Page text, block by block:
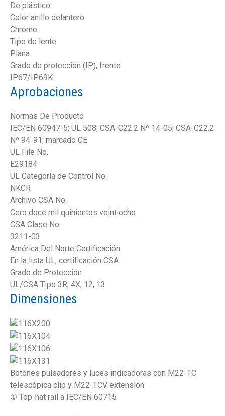
De plástico
Color anillo delantero
Chrome
Tipo de lente
Plana
Grado de protección (IP), frente
IP67/IP69K
Aprobaciones
Normas De Producto
IEC/EN 60947-5; UL 508; CSA-C22.2 Nº 14-05; CSA-C22.2
Nº 94-91; marcado CE
UL File No.
E29184
UL Categoría de Control No.
NKCR
Archivo CSA No.
Cero doce mil quinientos veintiocho
CSA Clase No.
3211-03
América Del Norte Certificación
En la lista UL, certificación CSA
Grado de Protección
UL/CSA Tipo 3R, 4X, 12, 13
Dimensiones
Botones pulsadores y luces indicadoras con M22-TC
telescópica clip y M22-TCV extensión
① Top-hat rail a IEC/EN 60715